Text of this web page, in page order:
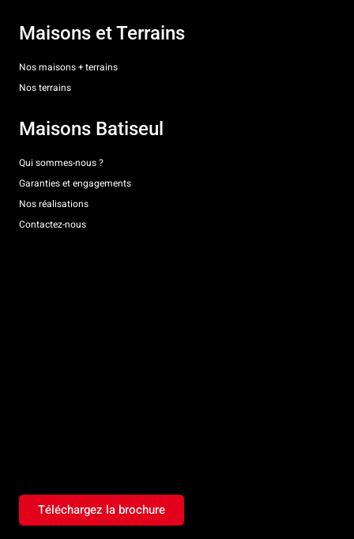
Maisons et Terrains
Nos maisons + terrains
Nos terrains
Maisons Batiseul
Qui sommes-nous ?
Garanties et engagements
Nos réalisations
Contactez-nous
Téléchargez la brochure